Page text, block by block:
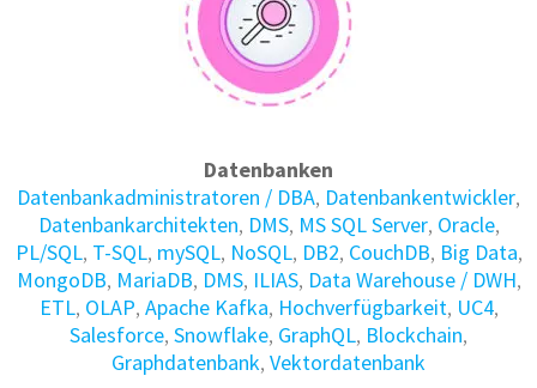
Datenbanken
Daten­bank­administratoren / DBA, Daten­bank­entwickler,
Daten­bank­architekten, DMS, MS SQL Server, Oracle,
PL/SQL, T-SQL, mySQL, NoSQL, DB2, CouchDB, Big Data,
MongoDB, MariaDB, DMS, ILIAS, Data Warehouse / DWH,
ETL, OLAP, Apache Kafka, Hochverfügbarkeit, UC4,
Salesforce, Snowflake, GraphQL, Blockchain,
Graphdatenbank, Vektordatenbank